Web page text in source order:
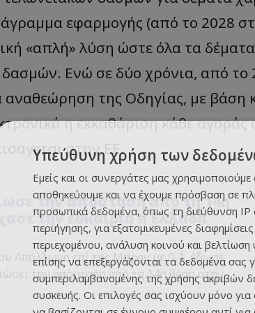
εφαρμογής (από το 2028
«απλή» λύση ώστε όλα τα
δασμών. Ενώ σε δύο χρόνια, από
της Οδηγίας, με βάση
η εκκαθάριση κάθε
στην ΕΕ.
την απόσταση από τη 14η
την ευκαιρία η Ελλάδα
Απόλλωνα επί της Μπραν με 0-1, έδωσε
την απόσταση από τη 14η θέση στην
Υπεύθυνη χρήση των
Εμείς και οι συνεργάτες μας
αποθηκεύουμε και να έχουμε πρόσβαση σε
προσωπικά δεδομένα, όπως τη διεύθυνση IP
περιήγησης, για εξατομικευμένες
περιεχομένου, ανάλυση κοινού και
επίσης να επεξεργάζονται τα δεδομένα σας
συμπεριλαμβανομένης της χρήσης ακριβών
συσκευής. Οι επιλογές σας ισχύουν μόνο